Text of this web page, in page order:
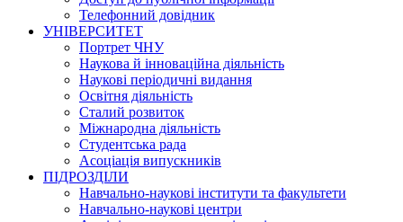
Телефонний довідник
УНІВЕРСИТЕТ
Портрет ЧНУ
Наукова й інноваційна діяльність
Наукові періодичні видання
Освітня діяльність
Сталий розвиток
Міжнародна діяльність
Студентська рада
Асоціація випускників
ПІДРОЗДІЛИ
Навчально-наукові інститути та факультети
Навчально-наукові центри